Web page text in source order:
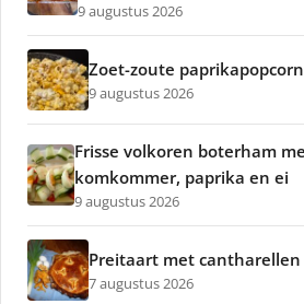
9 augustus 2026
Zoet-zoute paprikapopcorn
9 augustus 2026
Frisse volkoren boterham
komkommer, paprika en ei
9 augustus 2026
Preitaart met cantharellen
7 augustus 2026